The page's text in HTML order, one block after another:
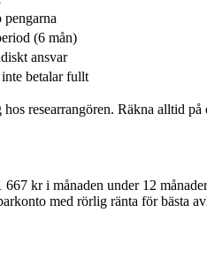
(6 mån)
ansvar
betalar fullt
researrangören. Räkna alltid
kr i månaden under 12
med rörlig ränta för bästa